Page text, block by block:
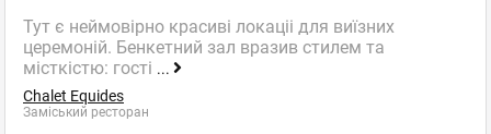
Тут є неймовірно красиві локаціі для виїзних
церемоній. Бенкетний зал вразив стилем та
місткістю: гості ...
Chalet Equides
Заміський ресторан